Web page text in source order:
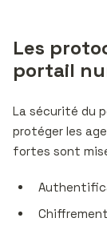
Les
portail
La sécurité du
protéger les
fortes sont